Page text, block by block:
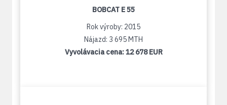
BOBCAT E 55
Rok výroby: 2015
Nájazd: 3 695 MTH
Vyvolávacia cena:12 678 EUR